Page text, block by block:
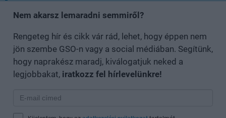
Nem akarsz lemaradni semmiről?
Rengeteg hír és cikk vár rád, lehet, hogy éppen nem
jön szembe GSO-n vagy a social médiában. Segítünk,
hogy naprakész maradj, kiválogatjuk neked a
legjobbakat, iratkozz fel hírlevelünkre!